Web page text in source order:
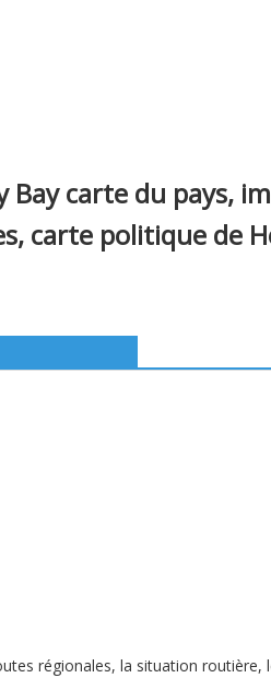
carte du pays,
carte politique de
régionales, la situation